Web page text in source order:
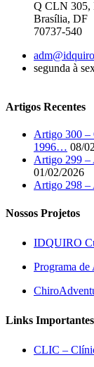
Q CLN 305,
Brasília, DF
70737-540
segunda à
Artigos Recentes
Artigo 300
1996… 08/
Artigo 299 –
01/02/2026
Artigo 298 –
Nossos Projetos
IDQUIRO
Programa
Links Importantes
CLIC –